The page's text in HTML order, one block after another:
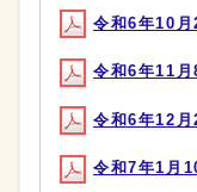
令和6年10
令和6年11
令和6年12
令和7年1月